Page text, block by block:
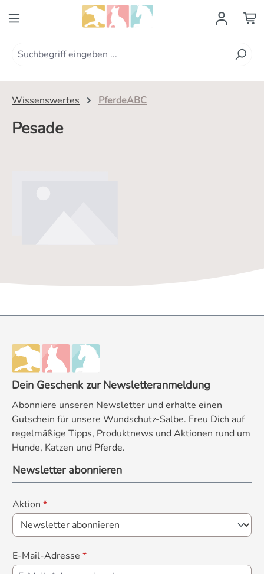
Zum Hauptinhalt springen
Wissenswertes PferdeABC
Pesade
Dein Geschenk zur Newsletteranmeldung
Abonniere unseren Newsletter und erhalte einen
Gutschein für unsere Wundschutz-Salbe. Freu Dich auf
regelmäßige Tipps, Produktnews und Aktionen rund um
Hunde, Katzen und Pferde.
Newsletter abonnieren
Aktion *
E-Mail-Adresse *